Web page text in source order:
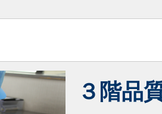
３階品